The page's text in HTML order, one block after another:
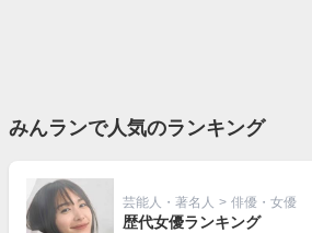
みんランで人気のランキング
芸能人・著名人 > 俳優・女優
歴代女優ランキング